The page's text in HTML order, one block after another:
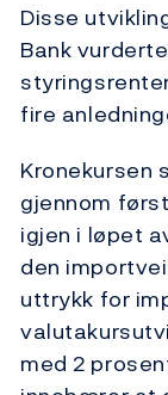
Disse
Bank
fire
Kronekursen
gjennom
igjen i løpet
den
uttrykk for
med 2